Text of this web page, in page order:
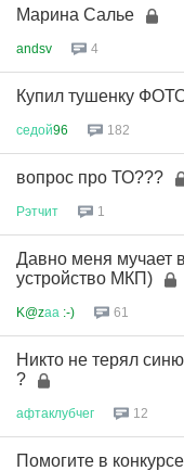
Марина Салье
andsv 4
Купил тушенку
седой96 182
вопрос про ТО???
Рэтчит 1
Давно меня мучает
устройство МКП)
K@zаа :-) 61
Никто не терял
?
афтаклубчег 12
Помогите в